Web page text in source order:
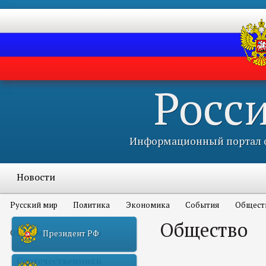
Информационный портал
Новости
Русский мир Политика Экономика События
Объявления и конкурсы
Соотечественники
Президент РФ Общество